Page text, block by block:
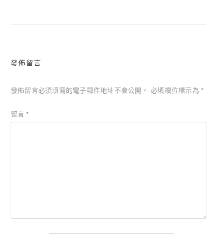
發佈留言
發佈留言必須填寫的電子郵件地址不會公開。 必填欄位標示為*
留言 *